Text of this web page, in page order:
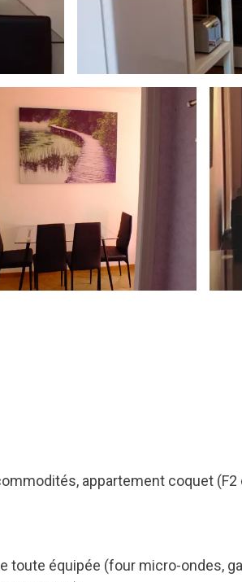
appartement coquet (F2
toute équipée (four micro-ondes,